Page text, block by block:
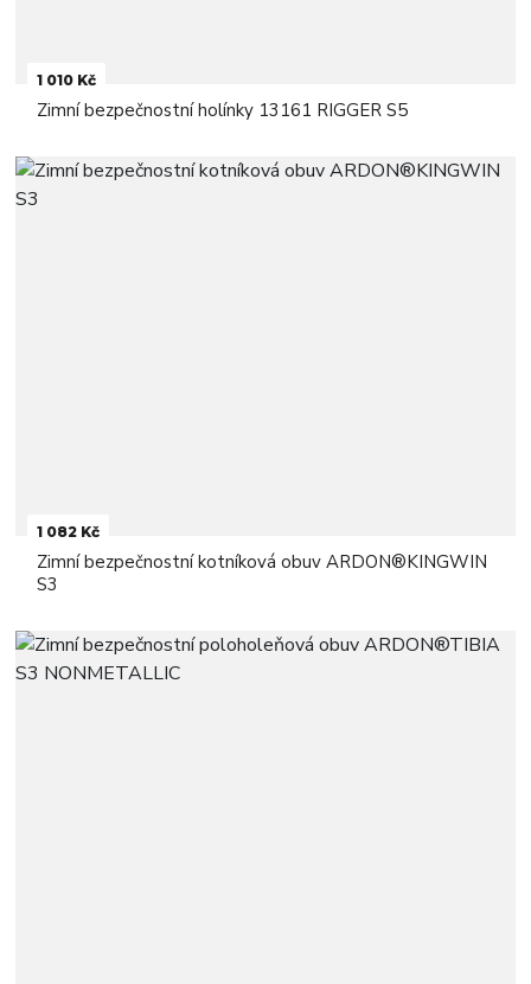
1 010 Kč
Zimní bezpečnostní holínky 13161 RIGGER S5
1 082 Kč
Zimní bezpečnostní kotníková obuv ARDON®KINGWIN
S3